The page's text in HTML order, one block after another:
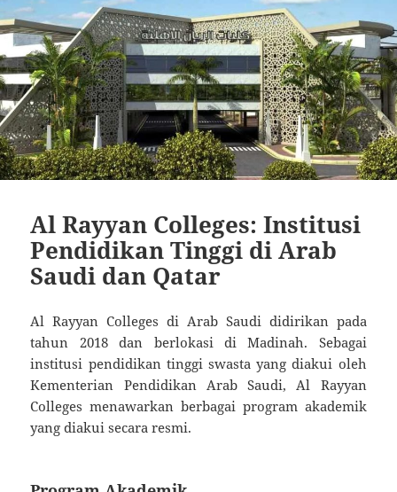
Al Rayyan Colleges: Institusi
Pendidikan Tinggi di Arab
Saudi dan Qatar
Al Rayyan Colleges di Arab Saudi didirikan pada
tahun 2018 dan berlokasi di Madinah. Sebagai
institusi pendidikan tinggi swasta yang diakui oleh
Kementerian Pendidikan Arab Saudi, Al Rayyan
Colleges menawarkan berbagai program akademik
yang diakui secara resmi.